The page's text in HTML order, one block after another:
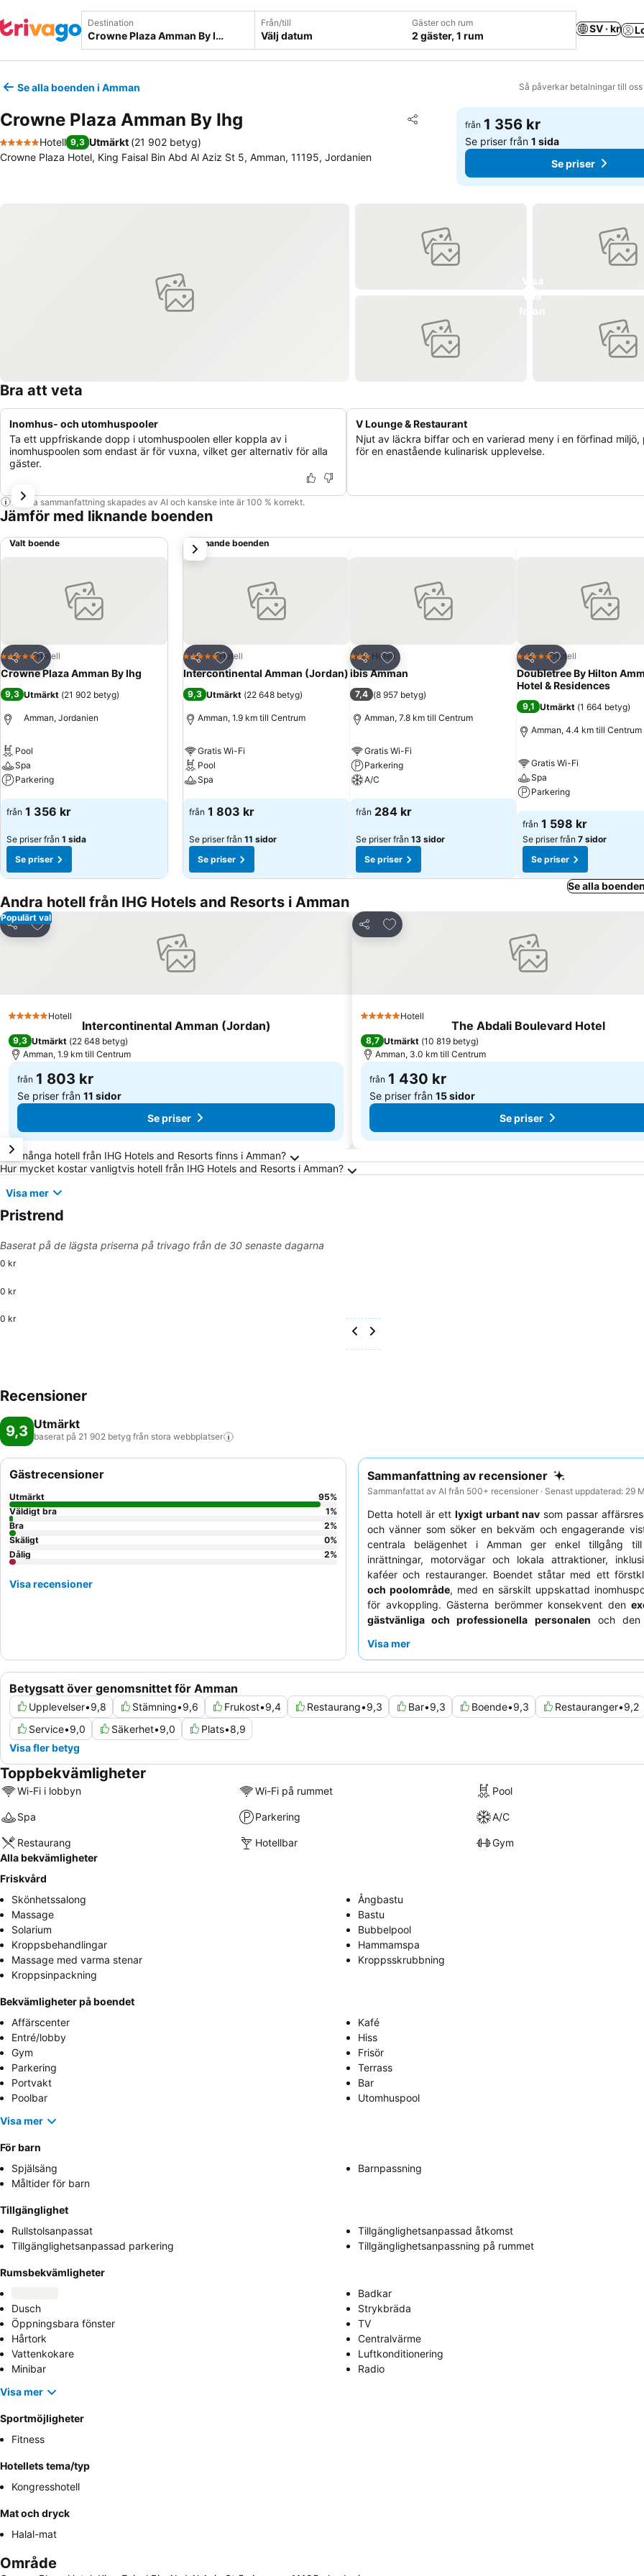
Destination Från/till
Välj datum
Gäster och rum
2 gäster, 1 rum
SV · kr
Se alla boenden i Amman Så påverkar betalningar till
Crowne Plaza Amman By Ihg Dela
Lägg till i Mina Favoriter
5 Stjärnor
Hotell 9,3 Utmärkt (21 902 betyg)
Crowne Plaza Hotel, King Faisal Bin Abd Al Aziz St 5, Amman, 11195, Jordanien
från 1 356 kr
Se priser från1 sida
Se priser
Bra att veta
Inomhus- och utomhuspooler
Ta ett uppfriskande dopp i utomhuspoolen eller koppla av i
inomhuspoolen som endast är för vuxna, vilket ger alternativ för alla
gäster.
V Lounge & Restaurant
Njut av läckra biffar och en varierad meny i en förfinad miljö,
för en enastående kulinarisk upplevelse.
Denna sammanfattning skapades av AI och kanske inte är 100 % korrekt.
Jämför med liknande boenden
Valt boende
Dela
Lägg till i Mina Favoriter
5 StjärnorHotell
Crowne Plaza Amman By Ihg
9,3 Utmärkt (21 902 betyg)
Amman, Jordanien
Pool
Spa
Parkering
Se priser
från 1 356 kr
Se priser från 1 sida
Se priser
Liknande boenden
Dela
Lägg till i Mina Favoriter
5 StjärnorHotell
Intercontinental Amman (Jordan)
9,3 Utmärkt (22 648 betyg)
Amman, 1.9 km till Centrum
Gratis Wi-Fi
Pool
Spa
Se priser
från 1 803 kr
Se priser från 11 sidor
Se priser
Dela
Lägg till i Mina Favoriter
3 Stjärnor
Hotell
ibis Amman
7,4 (8 957 betyg)
Amman, 7.8 km till Centrum
Gratis Wi-Fi
Parkering
A/C
Se priser
från 284 kr
Se priser från 13 sidor
Se priser
Dela
Lägg till i Mina
5 StjärnorHotell
Doubletree By Hilton
Hotel & Residences
9,1 Utmärkt (1 664 betyg)
Amman, 4.4 km till Centrum
Gratis Wi-Fi
Spa
Parkering
Se priser
från 1 598 kr
Se priser från 7 sidor
Se priser
nästa
Se alla
Andra hotell från IHG Hotels and Resorts i Amman
Populärt val
Dela
Lägg till i Mina Favoriter
5 StjärnorHotell
Intercontinental Amman (Jordan)
9,3 Utmärkt (22 648 betyg)
Amman, 1.9 km till Centrum
från 1 803 kr
Se priser från 11 sidor
Se priser
Dela
Lägg till i Mina Favoriter
5 StjärnorHotell
The Abdali Boulevard Hotel
8,7 Utmärkt (10 819 betyg)
Amman, 3.0 km till Centrum
från 1 430 kr
Se priser från 15 sidor
Se priser
Vanliga frågor om Amman
Hur många hotell från IHG Hotels and Resorts finns i Amman?
Hur mycket kostar vanligtvis hotell från IHG Hotels and Resorts i Amman?
Visa mer
Pristrend
Baserat på de lägsta priserna på trivago från de 30 senaste dagarna
0 kr
0 kr
0 kr
Recensioner
9,3 Utmärkt
baserat på 21 902 betyg från stora webbplatser
Sammanfattning av recensioner
Sammanfattat av AI från 500+ recensioner · Senast uppdaterad: 29
Detta hotell är ettlyxigt urbant navsom passar
och vänner som söker en bekväm och engagerande
centrala belägenhet i Amman ger enkel tillgång till
inrättningar, motorvägar och lokala attraktioner,
kaféer och restauranger. Boendet ståtar med ett
och poolområde, med en särskilt uppskattad
för avkoppling. Gästerna berömmer konsekvent den
gästvänliga och professionella personalen och den
lugnare upplevelse rekommenderas gäster att be om
Visa mer
Betygsatt över genomsnittet för Amman
Upplevelser•9,8 Stämning•9,6 Frukost•9,4 Restaurang•9,3 Bar•9,3 Boende•9,3 Restauranger•9,2
Service•9,0 Säkerhet•9,0 Plats•8,9
Visa fler betyg
Gästrecensioner
Utmärkt 95%
Väldigt bra
1%
Bra
2%
Skäligt
0%
Dålig
2%
Visa recensioner
Toppbekvämligheter
Wi-Fi i lobbyn Wi-Fi på rummet Pool
Spa Parkering A/C
Restaurang Hotellbar
Gym
Alla bekvämligheter
Friskvård
Skönhetssalong
Ångbastu
Massage
Bastu
Solarium
Bubbelpool
Kroppsbehandlingar
Hammamspa
Massage med varma stenar
Kroppsskrubbning
Kroppsinpackning
Bekvämligheter på boendet
Affärscenter
Kafé
Entré/lobby
Hiss
Gym
Frisör
Parkering
Terrass
Portvakt
Bar
Poolbar
Utomhuspool
Visa mer
För barn
Spjälsäng
Barnpassning
Måltider för barn
Tillgänglighet
Rullstolsanpassat
Tillgänglighetsanpassad åtkomst
Tillgänglighetsanpassad parkering
Tillgänglighetsanpassning på rummet
Rumsbekvämligheter
Badkar
Dusch
Strykbräda
Öppningsbara fönster
TV
Hårtork
Centralvärme
Vattenkokare
Luftkonditionering
Minibar
Radio
Visa mer
Sportmöjligheter
Fitness
Hotellets tema/typ
Kongresshotell
Mat och dryck
Halal-mat
Område